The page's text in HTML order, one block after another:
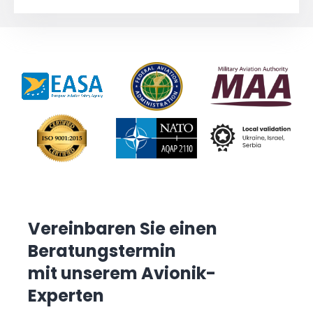
Vereinbaren Sie einen
Beratungstermin
mit unserem Avionik-
Experten